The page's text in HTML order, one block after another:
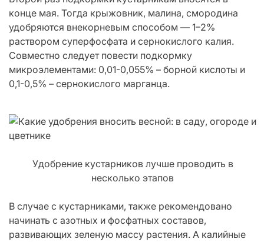
конце мая. Тогда крыжовник, малина, смородина
удобряются внекорневым способом — 1–2%
раствором суперфосфата и сернокислого калия.
Совместно следует повести подкормку
микроэлементами: 0,01-0,055% – борной кислоты и
0,1-0,5% – сернокислого марганца.
Удобрение кустарников лучше проводить в
несколько этапов
В случае с кустарниками, также рекомендовано
начинать с азотных и фосфатных составов,
развивающих зеленую массу растения. А калийные